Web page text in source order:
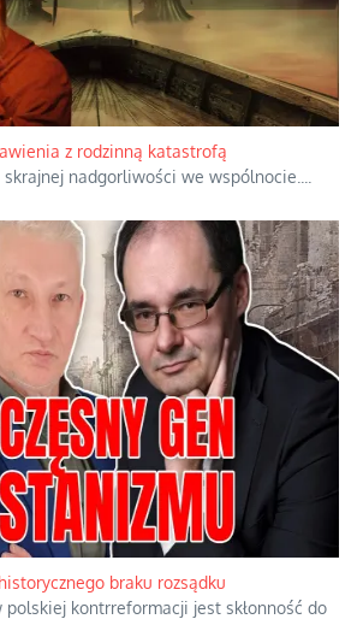
z rodzinną katastrofą
nadgorliwości we wspólnocie.
braku rozsądku
polskiej kontrreformacji jest skłonność do